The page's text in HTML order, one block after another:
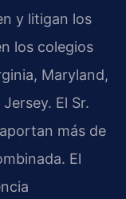
y litigan los
los colegios
Maryland,
El Sr.
más de
El